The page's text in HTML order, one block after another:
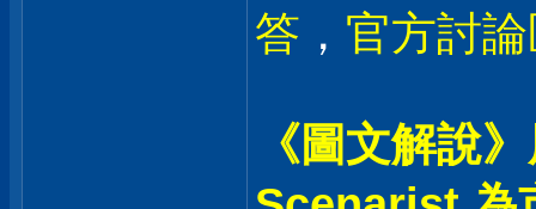
答 ， 官方討
《圖文解說